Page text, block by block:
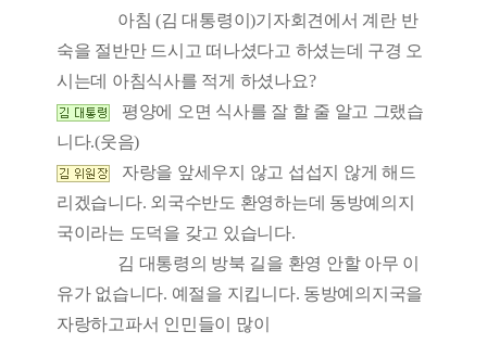
아침 (김 대통령이)기자회견에서 계란 반
숙을 절반만 드시고 떠나셨다고 하셨는데 구경 오
시는데 아침식사를 적게 하셨나요?
평양에 오면 식사를 잘 할 줄 알고 그랬습
니다.(웃음)
자랑을 앞세우지 않고 섭섭지 않게 해드
리겠습니다. 외국수반도 환영하는데 동방예의지
국이라는 도덕을 갖고 있습니다.
김 대통령의 방북 길을 환영 안할 아무 이
유가 없습니다. 예절을 지킵니다. 동방예의지국을
자랑하고파서 인민들이 많이